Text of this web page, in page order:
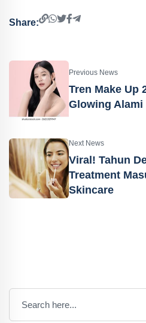
Share:
Previous News
Tren Make Up
Glowing Alami
Next News
Viral! Tahun
Treatment
Skincare